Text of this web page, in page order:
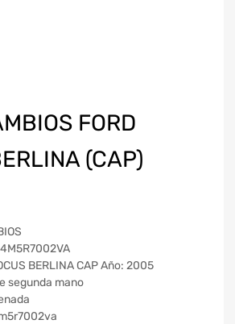
FORD
(CAP)
BERLINA CAP Año: 2005
segunda mano